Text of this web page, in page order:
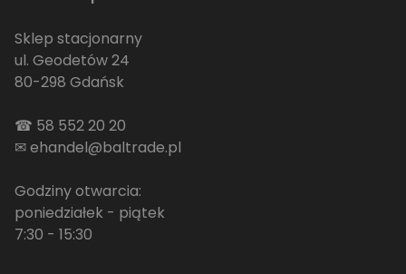
Sklep stacjonarny
ul. Geodetów 24
80-298 Gdańsk
☎ 58 552 20 20
✉ehandel@baltrade.pl
Godziny otwarcia:
poniedziałek - piątek
7:30 - 15:30